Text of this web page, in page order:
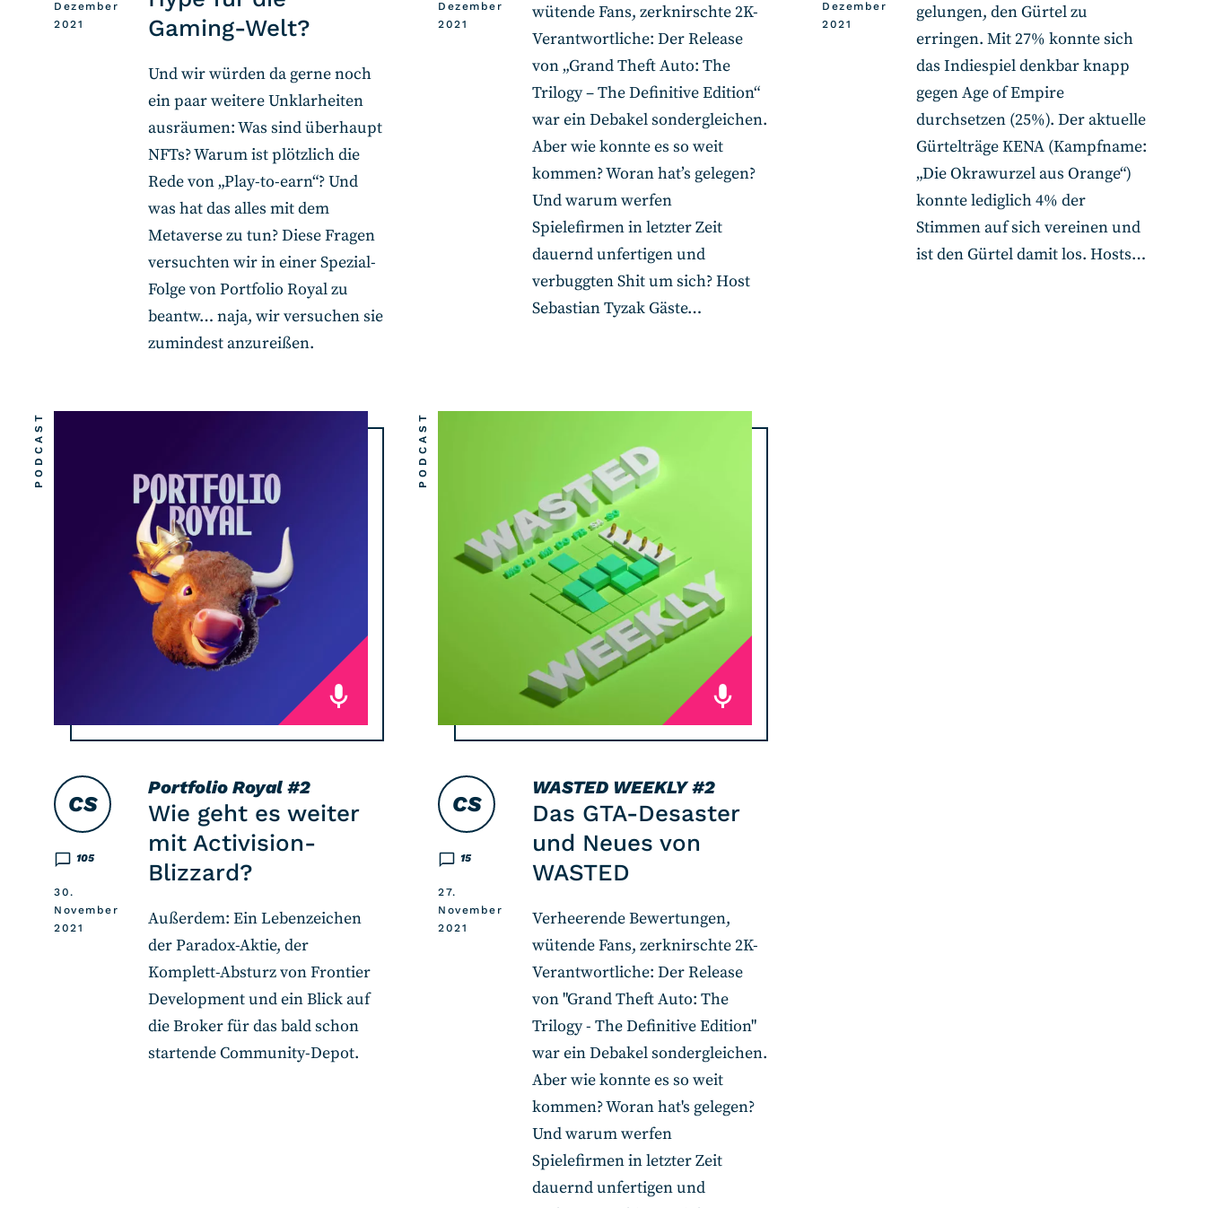
Gaming-Welt?
Dezember
2021
Und wir würden da gerne noch
ein paar weitere Unklarheiten
ausräumen: Was sind überhaupt
NFTs? Warum ist plötzlich die
Rede von „Play-to-earn“? Und
was hat das alles mit dem
Metaverse zu tun? Diese Fragen
versuchten wir in einer Spezial-
Folge von Portfolio Royal zu
beantw… naja, wir versuchen sie
zumindest anzureißen.
Dezember
2021
wütende Fans, zerknirschte 2K-
Verantwortliche: Der Release
von „Grand Theft Auto: The
Trilogy – The Definitive Edition“
war ein Debakel sondergleichen.
Aber wie konnte es so weit
kommen? Woran hat’s gelegen?
Und warum werfen
Spielefirmen in letzter Zeit
dauernd unfertigen und
verbuggten Shit um sich? Host
Sebastian Tyzak Gäste…
Dezember
2021
gelungen, den Gürtel zu
erringen. Mit 27% konnte sich
das Indiespiel denkbar knapp
gegen Age of Empire
durchsetzen (25%). Der aktuelle
Gürtelträge KENA (Kampfname:
„Die Okrawurzel aus Orange“)
konnte lediglich 4% der
Stimmen auf sich vereinen und
ist den Gürtel damit los. Hosts…
Portfolio Royal #2
Wie geht es weiter
mit Activision-
Blizzard?
PODCAST
CS
105
30.
November
2021
Außerdem: Ein Lebenzeichen
der Paradox-Aktie, der
Komplett-Absturz von Frontier
Development und ein Blick auf
die Broker für das bald schon
startende Community-Depot.
WASTED WEEKLY#2
Das GTA-Desaster
und Neues von
WASTED
PODCAST
CS
15
27.
November
2021
Verheerende Bewertungen,
wütende Fans, zerknirschte 2K-
Verantwortliche: Der Release
von "Grand Theft Auto: The
Trilogy - The Definitive Edition"
war ein Debakel sondergleichen.
Aber wie konnte es so weit
kommen? Woran hat's gelegen?
Und warum werfen
Spielefirmen in letzter Zeit
dauernd unfertigen und